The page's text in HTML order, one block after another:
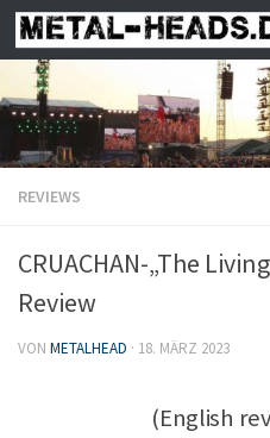
Zum Inhalt springen
REVIEWS
CRUACHAN-„The
Review
VON METALHEAD · 18. MÄRZ 2023
(English